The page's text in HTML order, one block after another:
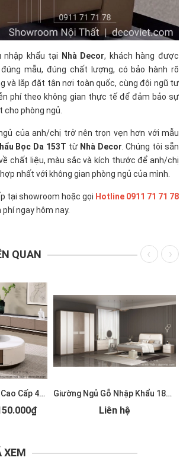
nhập khẩu tại Nhà Decor, khách hàng được
mẫu, đúng chất lượng, có bảo hành rõ
và lắp đặt tận nơi toàn quốc, cùng đội ngũ tư
phí theo không gian thực tế để đảm bảo sự
cho phòng ngủ.
của anh/chị trở nên trọn vẹn hơn với mẫu
Bọc Da 153T từ Nhà Decor . Chúng tôi sẵn
chất liệu, màu sắc và kích thước để anh/chị
nhất với không gian phòng ngủ của mình.
tại showroom hoặc gọi Hotline 0911 71 71 78
ngay hôm nay.
QUAN
Bàn Trà Nhập Khẩu Cao Cấp 489S
Giường Ngủ Gỗ Nhập Khẩu 185T
Liên hệ
XEM